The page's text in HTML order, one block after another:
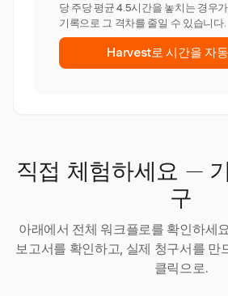
당 주당 평균 4.5시간을 놓치는 경우
기록으로 그 격차를 줄일 수 있습니다.
Harvest로 시간을 자
직접 체험하세요 —
구
아래에서 전체 워크플로를 확인하세
보고서를 확인하고, 실제 청구서를
클릭으로.